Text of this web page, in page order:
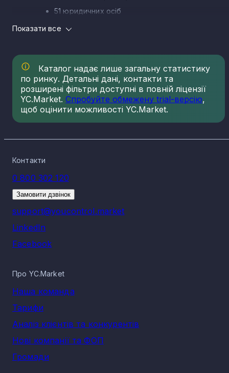
51 юридичних осіб
Найбільша концентрація компаній по КВЕД 20.60
Виробництво штучних і синтетичних волокон на
спостерігається у:
м. Київ - 16
Київська область - 9
Дніпропетровська область - 5
Львівська область - 3
Вінницька область - 2
Івано-Франківська область - 2
Розмір ринку за виторгом по КВЕД 20.60
Виробництво штучних і синтетичних волокон
синтетичних волокон напрямку Хімічна промисловість за
2025 рік становить 1 324 788 100 грн, що відображає
економічну активність сегмента.
Показати все
Каталог надає лише загальну статистику
по ринку. Детальні дані, контакти та
розширені фільтри доступні в повній ліцензії
YC.Market. Спробуйте обмежену trial-версію,
щоб оцінити можливості YC.Market.
Контакти
0 800 302 120
Замовити дзвінок
support@youcontrol.market
LinkedIn
Facebook
Про YC.Market
Наша команда
Тарифи
Аналіз клієнтів та конкурентів
Нові компанії та ФОП
Громади